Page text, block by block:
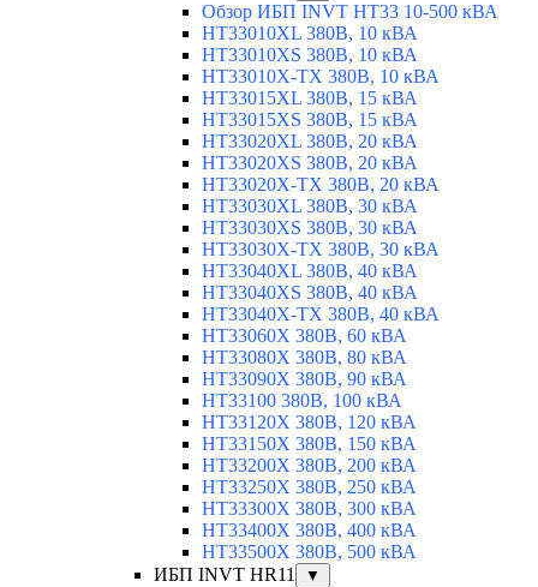
Обзор ИБП INVT HT33 10-500 кВА
HT33010XL 380В, 10 кВА
HT33010XS 380В, 10 кВА
HT33010X-TX 380В, 10 кВА
HT33015XL 380В, 15 кВА
HT33015XS 380В, 15 кВА
HT33020XL 380В, 20 кВА
HT33020XS 380В, 20 кВА
HT33020X-TX 380В, 20 кВА
HT33030XL 380В, 30 кВА
HT33030XS 380В, 30 кВА
HT33030X-TX 380В, 30 кВА
HT33040XL 380В, 40 кВА
HT33040XS 380В, 40 кВА
HT33040X-TX 380В, 40 кВА
HT33060X 380В, 60 кВА
HT33080X 380В, 80 кВА
HT33090X 380В, 90 кВА
HT33100 380В, 100 кВА
HT33120X 380В, 120 кВА
HT33150X 380В, 150 кВА
HT33200X 380В, 200 кВА
HT33250X 380В, 250 кВА
HT33300X 380В, 300 кВА
HT33400X 380В, 400 кВА
HT33500X 380В, 500 кВА
ИБП INVT HR11
▼